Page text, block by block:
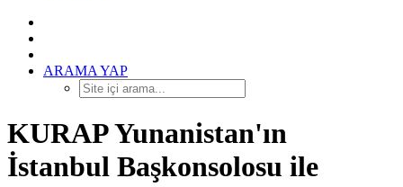
ARAMA YAP
KURAP Yunanistan'ın
İstanbul Başkonsolosu ile